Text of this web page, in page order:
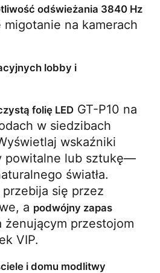
odświeżania 3840 Hz
na kamerach
lobby i
folię LED GT-P10 na
w siedzibach
wskaźniki
powitalne lub sztukę—
przebija się przez
a podwójny zapas
żenującym przestojom
VIP.
i domu modlitwy